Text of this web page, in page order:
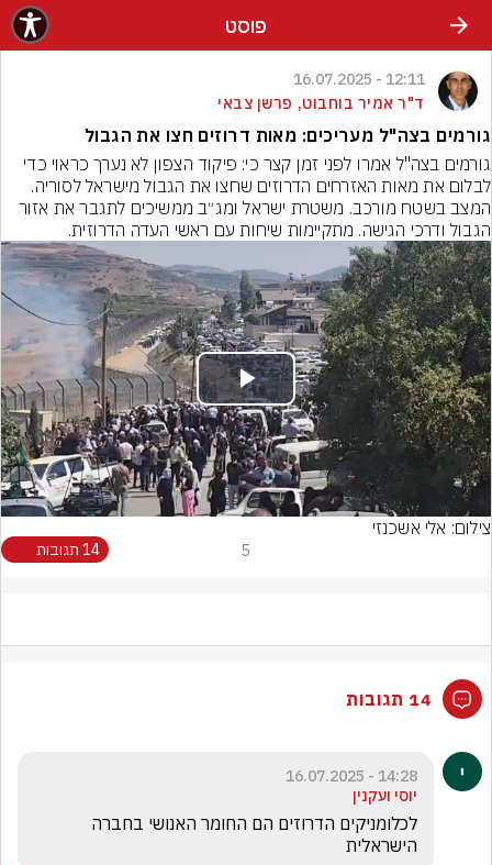
פוסט
12:11 - 16.07.2025
ד"ר אמיר בוחבוט, פרשן צבאי
גורמים בצה"ל מעריכים: מאות דרוזים חצו את הגבול
הגבול ודרכי הגישה. מתקיימות שיחות עם ראשי העדה הדרוזית.
Play
Video
צילום: אלי אשכנזי
5 14 תגובות
14 תגובות
14:28 - 16.07.2025
יוסי ועקנין
הישראלית